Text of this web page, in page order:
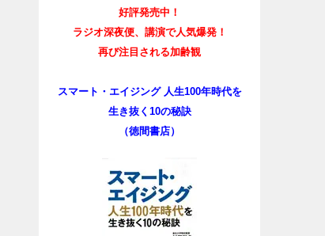
好評発売中！
ラジオ深夜便、講演で人気爆発！
再び注目される加齢観
スマート・エイジング 人生100年時代を
生き抜く10の秘訣
（徳間書店）